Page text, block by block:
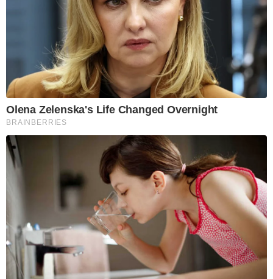
Olena Zelenska's Life Changed Overnight
BRAINBERRIES